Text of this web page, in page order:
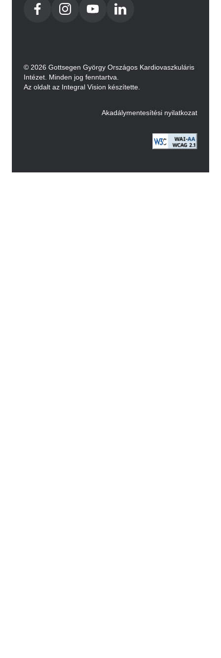
© 2026 Gottsegen György Országos Kardiovaszkuláris
Intézet. Minden jog fenntartva.
Az oldalt az Integral Vision készítette.
Akadálymentesítési nyilatkozat
Image